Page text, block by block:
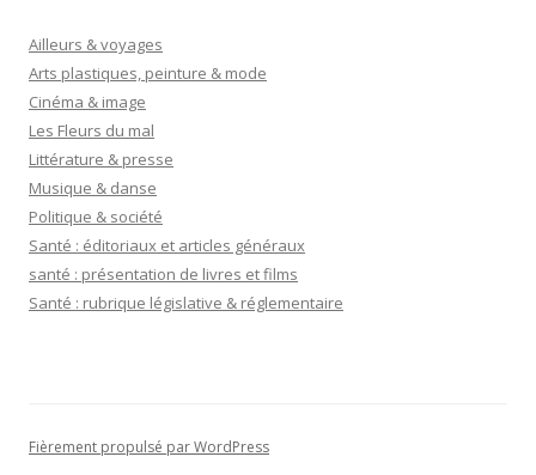
Ailleurs & voyages
Arts plastiques, peinture & mode
Cinéma & image
Les Fleurs du mal
Littérature & presse
Musique & danse
Politique & société
Santé : éditoriaux et articles généraux
santé : présentation de livres et films
Santé : rubrique législative & réglementaire
Fièrement propulsé par WordPress